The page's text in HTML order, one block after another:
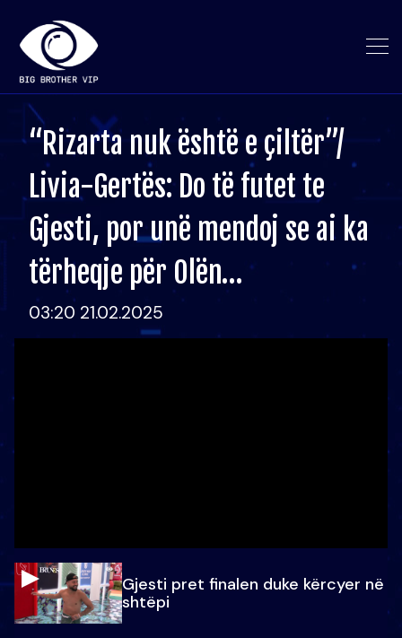
“Rizarta nuk është e çiltër”/
Livia-Gertës: Do të futet te
Gjesti, por unë mendoj se ai ka
tërheqje për Olën…
03:20 21.02.2025
Gjesti pret finalen duke kërcyer në
shtëpi